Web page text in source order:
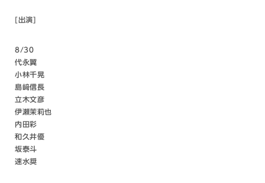
[出演]
8/30
代永翼
小林千晃
島﨑信長
立木文彦
伊瀬茉莉也
内田彩
和久井優
坂泰斗
速水奨